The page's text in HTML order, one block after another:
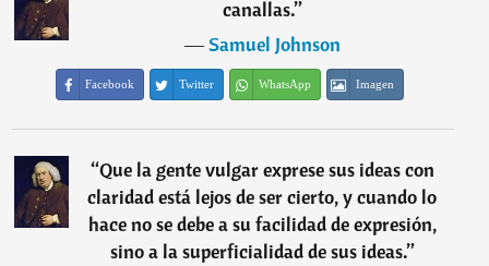
canallas.”
―Samuel Johnson
Facebook Twitter WhatsApp Imagen
“Que la gente vulgar exprese sus ideas con
claridad está lejos de ser cierto, y cuando lo
hace no se debe a su facilidad de expresión,
sino a la superficialidad de sus ideas.”